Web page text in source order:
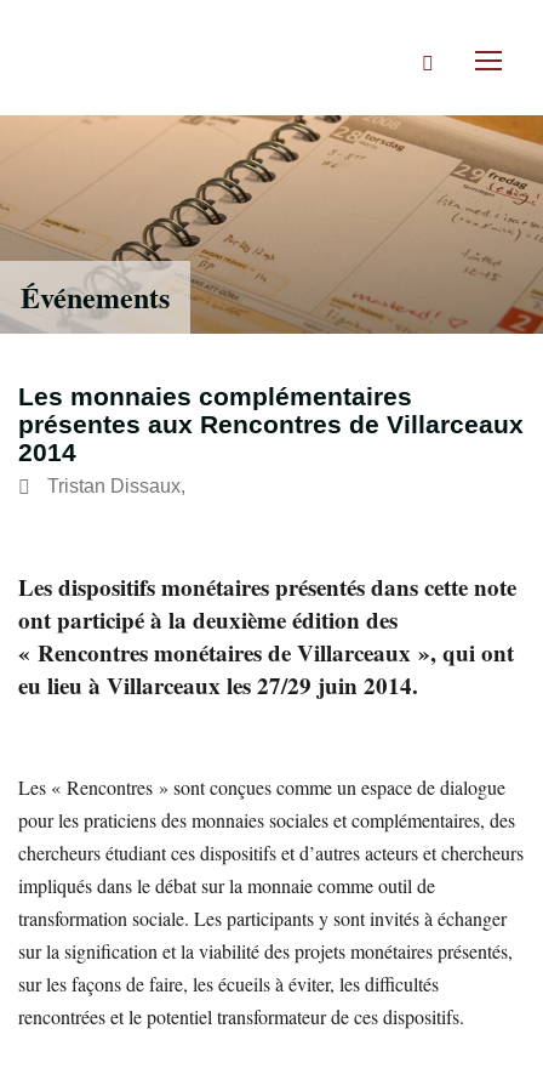
Rechercher
Événements
Les monnaies complémentaires
présentes aux Rencontres de Villarceaux
2014
Tristan Dissaux,
Les dispositifs monétaires présentés dans cette note
ont participé à la deuxième édition des
« Rencontres monétaires de Villarceaux », qui ont
eu lieu à Villarceaux les 27/29 juin 2014.
Les « Rencontres » sont conçues comme un espace de dialogue
pour les praticiens des monnaies sociales et complémentaires, des
chercheurs étudiant ces dispositifs et d’autres acteurs et chercheurs
impliqués dans le débat sur la monnaie comme outil de
transformation sociale. Les participants y sont invités à échanger
sur la signification et la viabilité des projets monétaires présentés,
sur les façons de faire, les écueils à éviter, les difficultés
rencontrées et le potentiel transformateur de ces dispositifs.